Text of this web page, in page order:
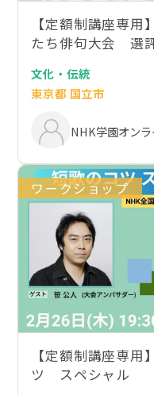
【定額制講座専
たち俳句大会 選
文化・伝統
東京都 国立市
NHK学園オン
ワークショップ
【定額制講座専
ツ スペシャル